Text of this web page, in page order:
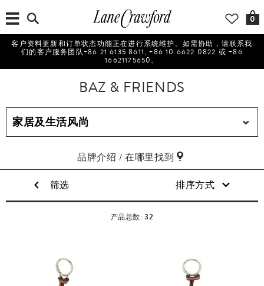
0
客户资料更新和订单状态功能正在进行系统维护。如需协助，请联系我
们的客户服务团队+86 21 6135 8611, +86 10 6622 0822 或 +86
16621175650。
BAZ & FRIENDS
品牌介绍 / 在哪里找到
筛选 排序方式
产品总数:32